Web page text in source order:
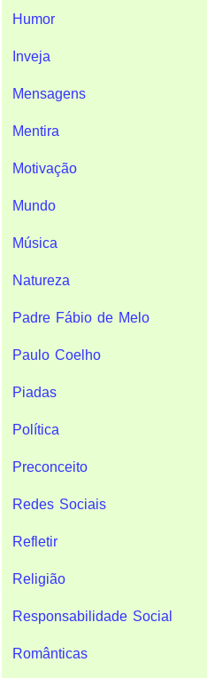
Humor
Inveja
Mensagens
Mentira
Motivação
Mundo
Música
Natureza
Padre Fábio de Melo
Paulo Coelho
Piadas
Política
Preconceito
Redes Sociais
Refletir
Religião
Responsabilidade Social
Românticas